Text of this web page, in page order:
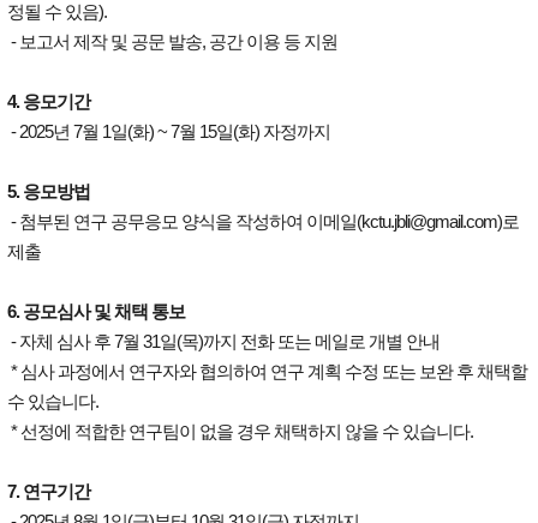
정될 수 있음).
- 보고서 제작 및 공문 발송, 공간 이용 등 지원
4. 응모기간
- 2025년 7월 1일(화) ~ 7월 15일(화) 자정까지
5. 응모방법
- 첨부된 연구 공무응모 양식을 작성하여 이메일(kctu.jbli@gmail.com)로
제출
6. 공모심사 및 채택 통보
- 자체 심사 후 7월 31일(목)까지 전화 또는 메일로 개별 안내
* 심사 과정에서 연구자와 협의하여 연구 계획 수정 또는 보완 후 채택할
수 있습니다.
* 선정에 적합한 연구팀이 없을 경우 채택하지 않을 수 있습니다.
7. 연구기간